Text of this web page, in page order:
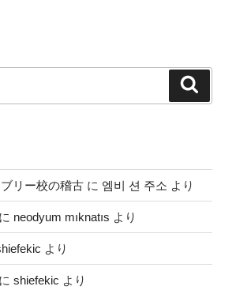
リー校の稽古 に 엠비 션 주소 より
に neodyum mıknatıs より
より
に shiefekic より